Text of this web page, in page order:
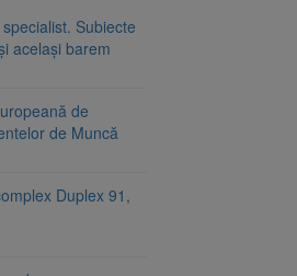
Subiecte
același barem
de
de Muncă
Duplex 91,